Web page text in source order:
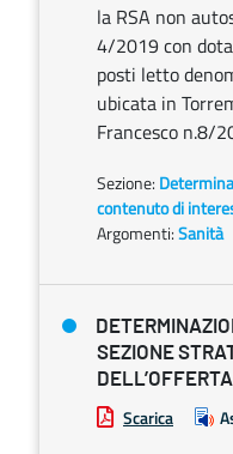
la RSA non
4/2019 con
posti letto
ubicata in
Francesco n.8/
Sezione:
contenuto di
Argomenti:Sanità
SEZIONE
Scarica